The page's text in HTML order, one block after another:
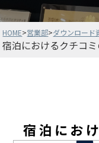
HOME>営業部>ダウンロード
宿泊におけるクチコ
宿泊にお